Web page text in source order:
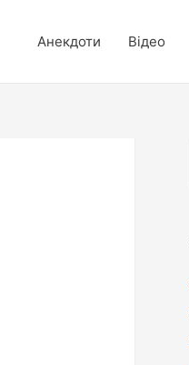
Анекдоти Відео